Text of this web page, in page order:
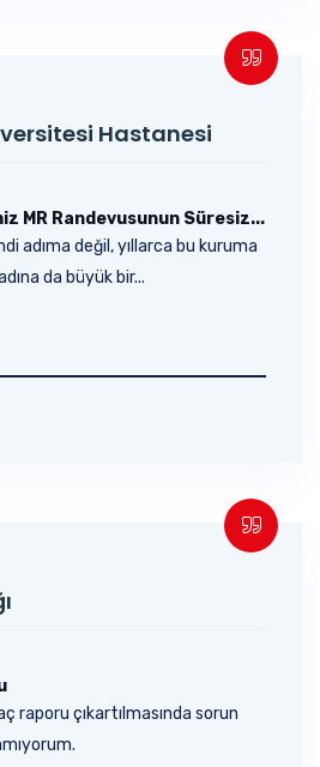
Hastanesi
MR Randevusunun Süresiz...
adıma değil, yıllarca bu kuruma
da büyük bir...
raporu çıkartılmasında sorun